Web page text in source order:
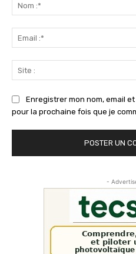
Enregistrer mon nom, email
pour la prochaine fois que je
-